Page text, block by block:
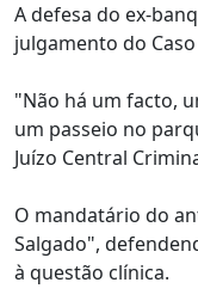
A defesa do ex-
julgamento do
"Não há um facto,
um passeio no
Juízo Central
O mandatário do
Salgado",
à questão clínica.